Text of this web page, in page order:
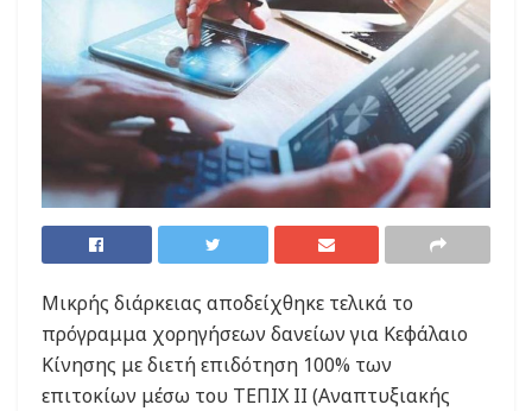
Μικρής διάρκειας αποδείχθηκε τελικά το
πρόγραμμα χορηγήσεων δανείων για Κεφάλαιο
Κίνησης με διετή επιδότηση 100% των
επιτοκίων μέσω του ΤΕΠΙΧ ΙΙ (Αναπτυξιακής